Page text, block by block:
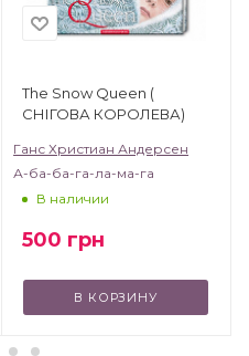
The Snow Queen (
CНІГОВА КОРОЛЕВА)
Ганс Христиан Андерсен
А-ба-ба-га-ла-ма-га
В наличии
500 грн
В КОРЗИНУ